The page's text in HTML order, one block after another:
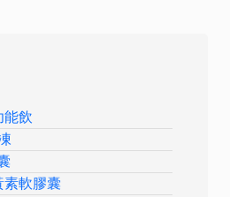
能飲
素軟膠囊